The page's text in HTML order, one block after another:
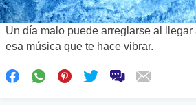
Un día malo puede arreglarse al llegar
esa música que te hace vibrar.